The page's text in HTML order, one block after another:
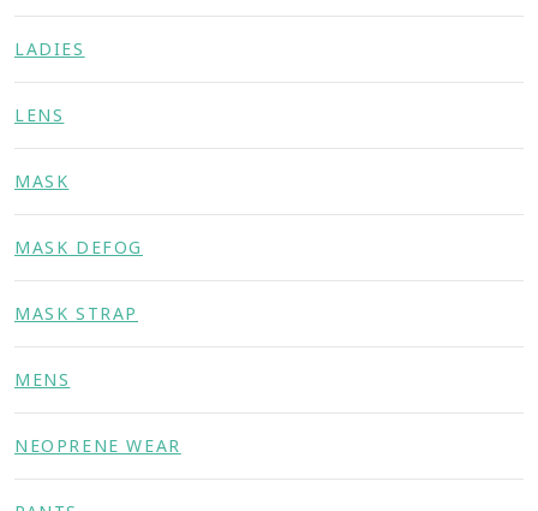
LADIES
LENS
MASK
MASK DEFOG
MASK STRAP
MENS
NEOPRENE WEAR